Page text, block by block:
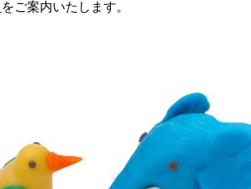
をご案内いたします。